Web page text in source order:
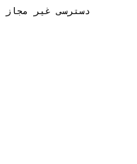
دسترسی غیر مجاز